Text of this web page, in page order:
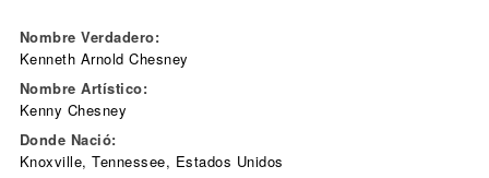
Nombre Verdadero:
Kenneth Arnold Chesney
Nombre Artístico:
Kenny Chesney
Donde Nació:
Knoxville, Tennessee, Estados Unidos